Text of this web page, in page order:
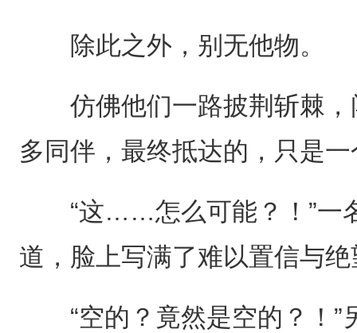
除此之外，别无他物。
仿佛他们一路披荆斩棘，
多同伴，最终抵达的，只是
“这……怎么可能？！”一名
道，脸上写满了难以置信与绝
“空的？竟然是空的？！”